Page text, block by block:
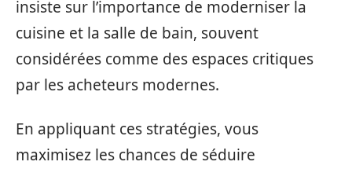
insiste sur l’importance de moderniser la
cuisine et la salle de bain, souvent
considérées comme des espaces critiques
par les acheteurs modernes.
En appliquant ces stratégies, vous
maximisez les chances de séduire